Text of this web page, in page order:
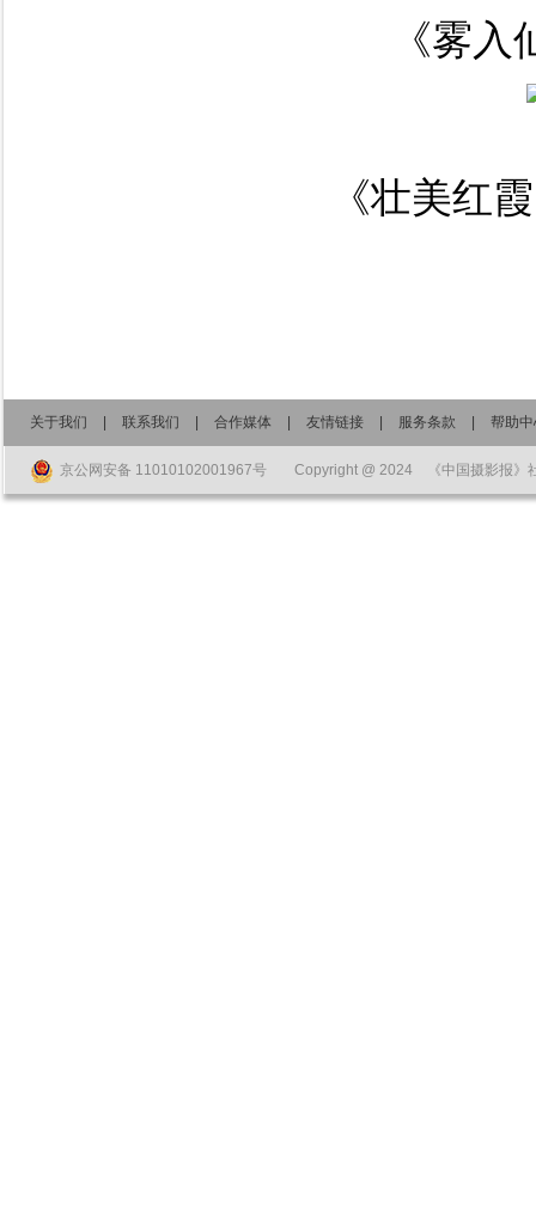
《雾
《壮美红
关于我们 联系我们 合作媒体 友情链接 服务条款 帮助
京公网安备 11010102001967号 Copyright @ 2024 《中国摄影报